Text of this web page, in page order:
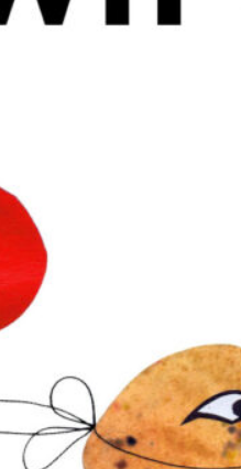
inventer des formes,
• Apprendre à bouger
avec son corps seul et
• Développer l’écoute
Déroulement d’un
• Cercle d’ouverture
• Réveil du corps